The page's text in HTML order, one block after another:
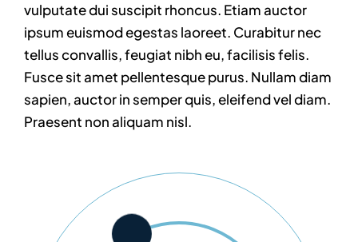
vulputate dui suscipit rhoncus. Etiam auctor
ipsum euismod egestas laoreet. Curabitur nec
tellus convallis, feugiat nibh eu, facilisis felis.
Fusce sit amet pellentesque purus. Nullam diam
sapien, auctor in semper quis, eleifend vel diam.
Praesent non aliquam nisl.